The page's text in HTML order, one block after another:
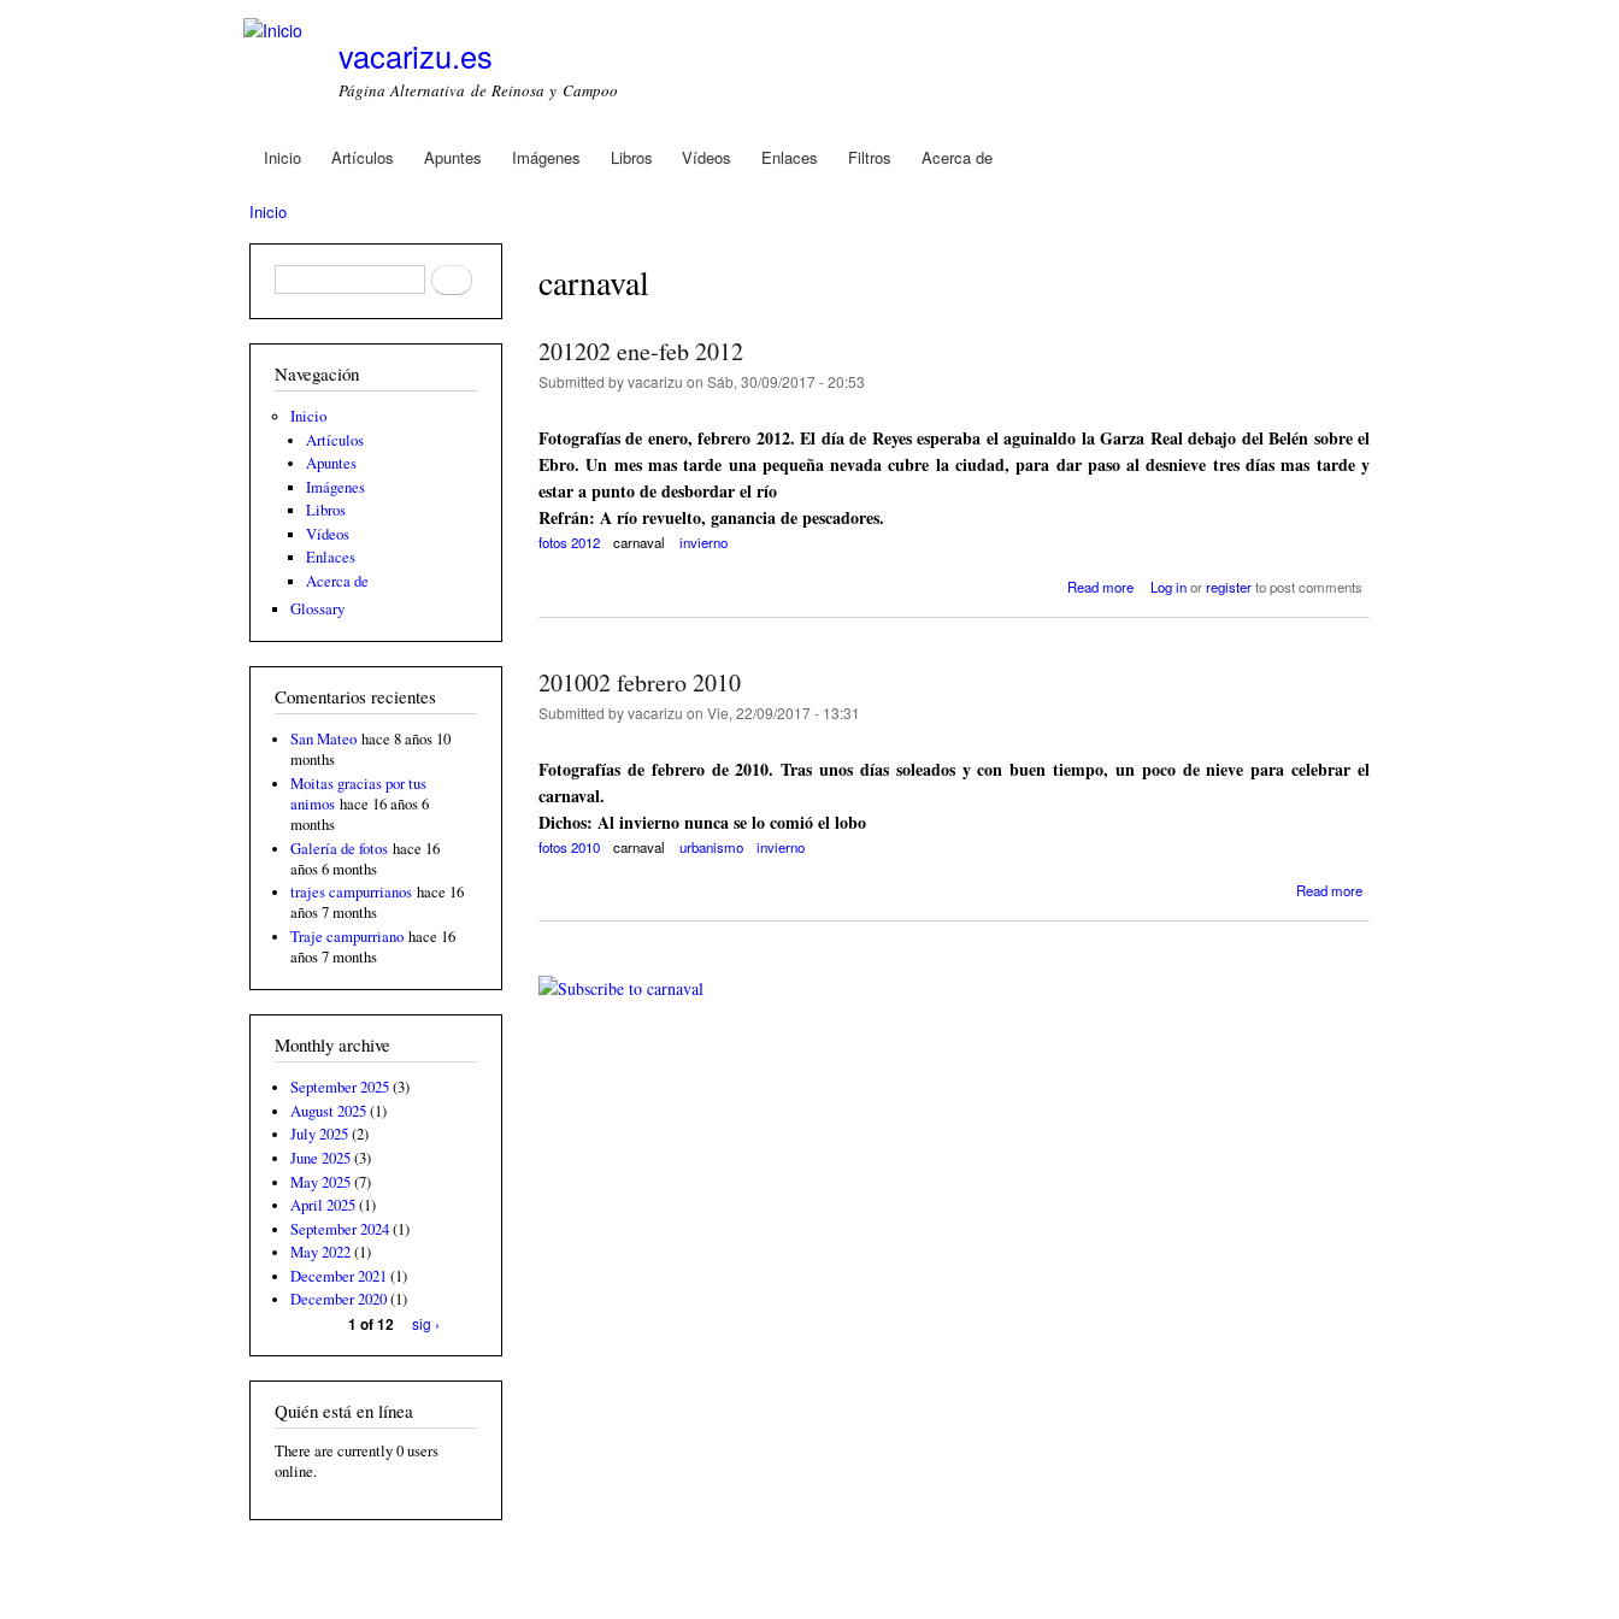
vacarizu.es
Página Alternativa de Reinosa y Campoo
Main menu
Inicio Artículos Apuntes Imágenes Libros Vídeos Enlaces Filtros Acerca de
Inicio
Formulario de búsquedaBuscar
Navegación
Inicio
Artículos
Apuntes
Imágenes
Libros
Vídeos
Enlaces
Acerca de
Glossary
Comentarios recientes
San Mateo hace 8 años 10
months
Moitas gracias por tus
animos hace 16 años 6
months
Galería de fotos hace 16
años 6 months
trajes campurrianos hace 16
años 7 months
Traje campurriano hace 16
años 7 months
Monthly archive
September 2025(3)
August 2025(1)
July 2025(2)
June 2025(3)
May 2025(7)
April 2025(1)
September 2024(1)
May 2022(1)
December 2021 (1)
December 2020(1)
1 of 12
sig ›
Quién está en línea
There are currently 0 users
online.
carnaval
201202 ene-feb 2012
Submitted byvacarizu on Sáb, 30/09/2017 - 20:53
Fotografías de enero, febrero 2012. El día de Reyes esperaba el aguinaldo la Garza Real debajo del Belén sobre el
Ebro. Un mes mas tarde una pequeña nevada cubre la ciudad, para dar paso al desnieve tres días mas tarde y
estar a punto de desbordar el río
Refrán: A río revuelto, ganancia de pescadores.
fotos 2012 carnaval invierno
Read moreabout 201202 ene-feb 2012
Log inorregisterto post comments
201002 febrero 2010
Submitted byvacarizu on Vie, 22/09/2017 - 13:31
Fotografías de febrero de 2010. Tras unos días soleados y con buen tiempo, un poco de nieve para celebrar el
carnaval.
Dichos: Al invierno nunca se lo comió el lobo
fotos 2010 carnaval urbanismo invierno
Read more
febrero